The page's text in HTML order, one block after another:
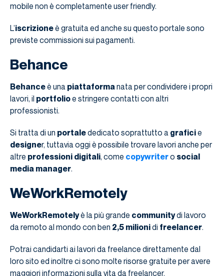
mobile non è completamente user friendly.
L’iscrizioneè gratuita ed anche su questo portale sono
previste commissioni sui pagamenti.
Behance
Behanceè una piattaforma nata per condividere i propri
lavori, il portfolioe stringere contatti con altri
professionisti.
Si tratta di un portalededicato soprattutto a graficie
designer, tuttavia oggi è possibile trovare lavori anche per
altre professioni digitali, come copywritero social
media manager.
WeWorkRemotely
WeWorkRemotelyè la più grande communitydi lavoro
da remoto al mondo con ben 2,5 milionidi freelancer.
Potrai candidarti ai lavori da freelance direttamente dal
loro sito ed inoltre ci sono molte risorse gratuite per avere
maggiori informazioni sulla vita da freelancer.